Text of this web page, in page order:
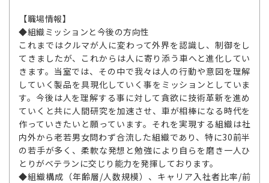
【職場情報】
◆組織ミッションと今後の方向性
これまではクルマが人に変わって外界を認識し、制御をし
てきましたが、これからは人に寄り添う車へと進化してい
きます。当室では、その中で我々は人の行動や意図を理解
していく製品を具現化していく事をミッションとしていま
す。今後は人を理解する事に対して貪欲に技術革新を進め
ていくと共に人間研究を加速させ、車が相棒になる時代を
作っていきたいと願っています。それを実現する組織は社
内外から老若男女問わず合流した組織であり、特に30前半
の若手が多く、柔軟な発想と勉強により自らを磨き一人ひ
とりがベテランに交じり能力を発揮しております。
◆組織構成（年齢層/人数規模）、キャリア入社者比率/前